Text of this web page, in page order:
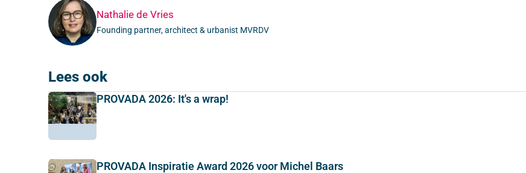
Nathalie de Vries
Founding partner, architect & urbanist MVRDV
Lees ook
PROVADA 2026: It's a wrap!
PROVADA Inspiratie Award 2026 voor Michel Baars